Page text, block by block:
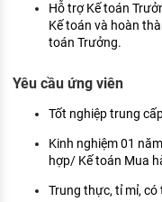
TUYỂN DỤNG VIỆC
Hỗ trợ Kế toán
Kế toán và hoàn
toán Trưởng.
Yêu cầu ứng viên
Tốt nghiệp trung
Kinh nghiệm 01
hợp/ Kế toán Mua
Trung thực, tỉ mỉ, có